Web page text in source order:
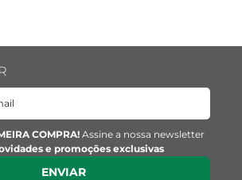
COMPRA! Assine a nossa newsletter
e promoções exclusivas
ENVIAR